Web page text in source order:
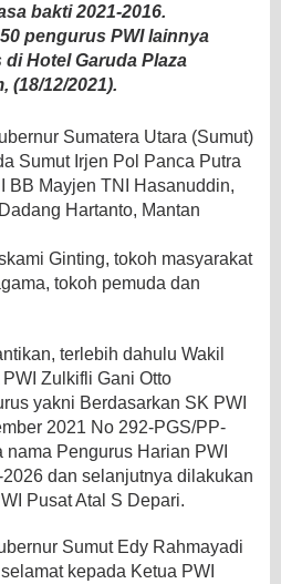
bakti 2021-2016.
pengurus PWI lainnya
Hotel Garuda Plaza
(18/12/2021).
Sumatera Utara (Sumut)
Sumut Irjen Pol Panca Putra
BB Mayjen TNI Hasanuddin,
Hartanto, Mantan
Ginting, tokoh masyarakat
tokoh pemuda dan
terlebih dahulu Wakil
Zulkifli Gani Otto
yakni Berdasarkan SK PWI
2021 No 292-PGS/PP-
nama Pengurus Harian PWI
dan selanjutnya dilakukan
Pusat Atal S Depari.
Sumut Edy Rahmayadi
kepada Ketua PWI